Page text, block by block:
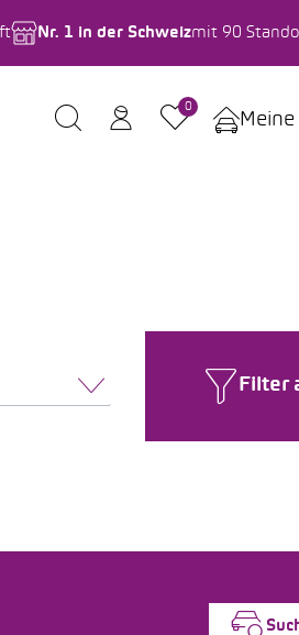
Nr. 1 in der Schweizmit 90
0
Meine
Filter